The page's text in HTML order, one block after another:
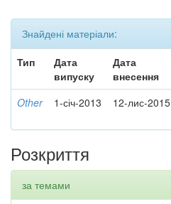
Знайдені матеріали:
Тип
Дата
випуску
Дата
внесення
Other 1-січ-2013 12-лис-2015
Розкриття
за темами